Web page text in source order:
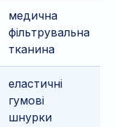
медична
фільтрувальна
тканина
еластичні
гумові
шнурки